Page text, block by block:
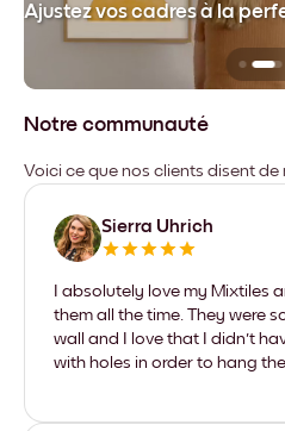
Ajustez vos cadres à la
Notre communauté
Voici ce que nos clients disent de
Sierra Uhrich
I absolutely love my Mixtiles
them all the time. They were
wall and I love that I didn't
with holes in order to hang